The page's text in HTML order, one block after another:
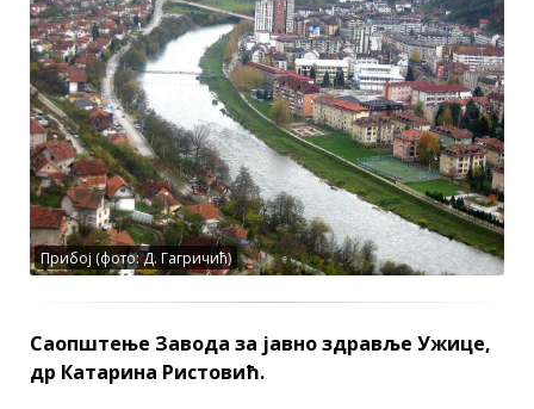
Прибој (фото: Д. Гагричић)
Саопштење Завода за јавно здравље Ужице,
др Катарина Ристовић.